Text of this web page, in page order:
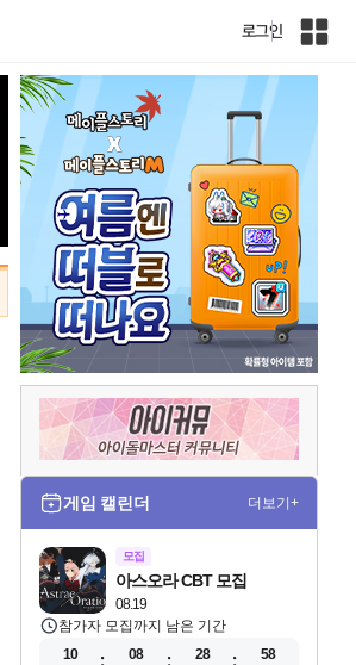
로그인
인
게임 캘린더 더보기+
모집
08.19
아스오라 CBT 모집
참가자 모집까지 남은 기간
10
08 28 57